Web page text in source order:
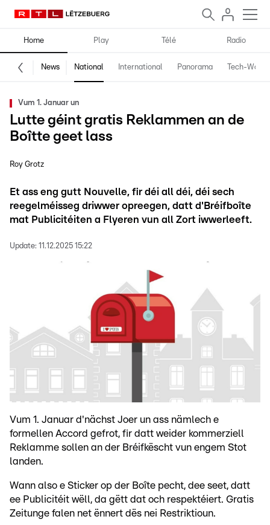
Home Play Télé Radio
News National International Panorama Tech-World
Vum 1. Januar un
Lutte géint gratis Reklammen an de
Boîtte geet lass
Roy Grotz
Et ass eng gutt Nouvelle, fir déi all déi, déi sech
reegelméisseg driwwer opreegen, datt d'Bréifboîte
mat Publicitéiten a Flyeren vun all Zort iwwerleeft.
Update: 11.12.2025 15:22
Vum 1. Januar d'nächst Joer un ass nämlech e
formellen Accord gefrot, fir datt weider kommerziell
Reklamme sollen an der Bréifkëscht vun engem Stot
landen.
Wann also e Sticker op der Boîte pecht, dee seet, datt
ee Publicitéit wëll, da gëtt dat och respektéiert. Gratis
Zeitunge falen net ënnert dës nei Restriktioun.